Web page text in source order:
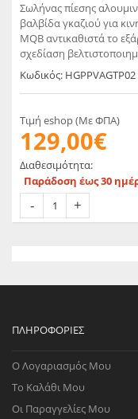
Σωλήνας πίεσης
βαλβίδα γκαζιού για
MQB αντικαθιστά το εξάρτημα OEM
σχεδίαση
ενισχυτικών
mm (60 mm εσωτερική
εξασφαλίζει αυξημένη ροή αέρα
πίεσης με μαύρη επίστρωση Τέλεια εφαρμογή
Ανθεκτικό σε πίεση και θερμοκρασία
Κωδικός:
Τιμή eshop (Με ΦΠΑ)
129,00€
Διαθεσιμότητα:
Παράδοση έως 30
ΠΛΗΡΟΦΟΡΊΕΣ
Ο Λογαριασμός Μου
Το Καλάθι Μου
Οι Παραγγελίες Μου